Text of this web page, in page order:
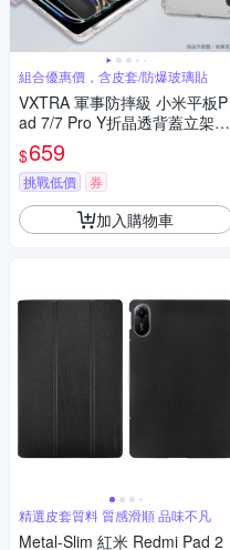
組合優惠價，含皮套/防爆玻璃貼
VXTRA 軍事防摔級 小米平板P
ad 7/7 Pro Y折晶透背蓋立架皮
套+9H玻璃貼(合購價)
$659
挑戰低價 券
加入購物車
精選皮套質料 質感滑順 品味不凡
Metal-Slim 紅米 Redmi Pad 2